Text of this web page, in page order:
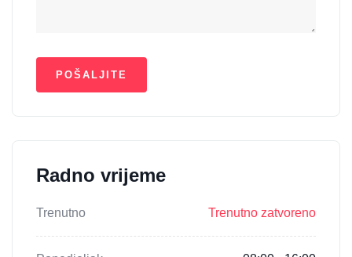
Radno vrijeme
Trenutno Trenutno zatvoreno